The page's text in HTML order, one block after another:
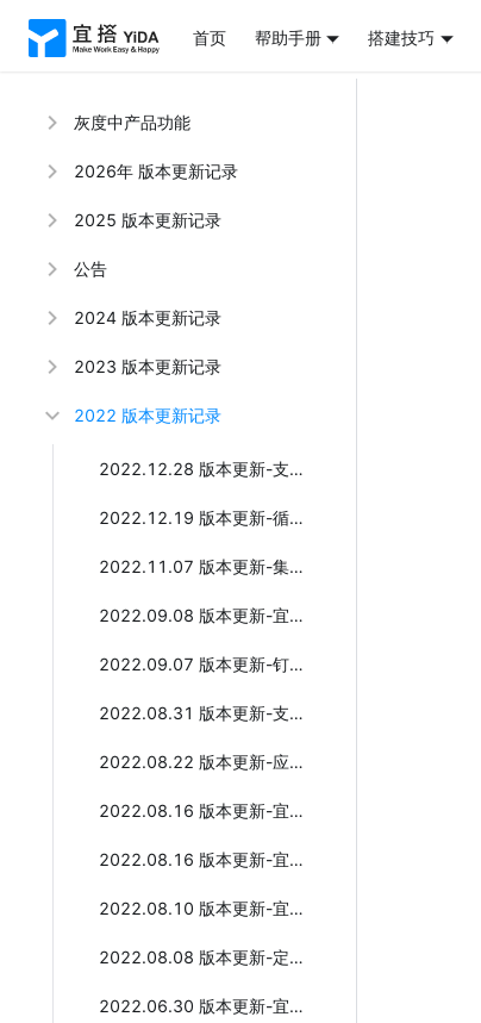
首页 帮助手册 搭建技巧
灰度中产品功能
2026年 版本更新记录
2025 版本更新记录
公告
2024 版本更新记录
2023 版本更新记录
2022 版本更新记录
2022.12.28 版本更新-支持发布宜搭应用到钉钉上下游
2022.12.19 版本更新-循环容器和关联查询组件全新上线
2022.11.07 版本更新-集成自动化能力增强
2022.09.08 版本更新-宜搭支持增值购买数据大屏
2022.09.07 版本更新-钉钉酷应用工厂全新发布
2022.08.31 版本更新-支持钉钉官方应用数据互联
2022.08.22 版本更新-应用菜单支持图标自定义
2022.08.16 版本更新-宜搭酷看板（数据服务+酷数据卡片）
2022.08.16 版本更新-宜搭卡片设计器全新升级
2022.08.10 版本更新-宜搭页面链接默认转卡片
2022.08.08 版本更新-定时触发支持选择表单内日期字段
2022.06.30 版本更新-宜搭二级域名的升级公告